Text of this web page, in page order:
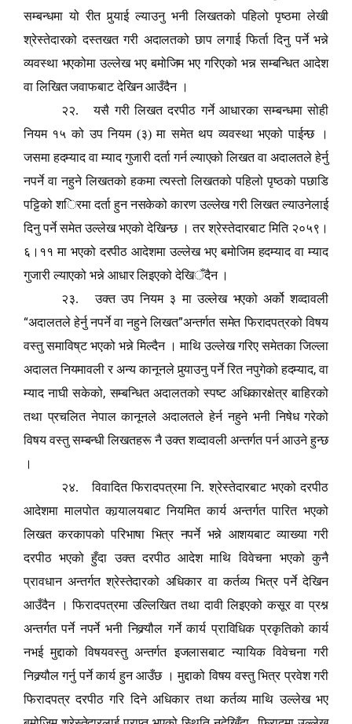
सम्बन्धमा यो रीत पुर्‍याई ल्याउनु भनी लिखतको पहिलो पृष्ठमा लेखी
श्रेस्तेदारको दस्तखत गरी अदालतको छाप लगाई फिर्ता दिनु पर्ने भन्ने
व्यवस्था भएकोमा उल्लेख भए बमोजिम भए गरिएको भन्न सम्बन्धित आदेश
वा लिखित जवाफबाट देखिन आउँदैन ।
२२. यसै गरी लिखत दरपीठ गर्ने आधारका सम्बन्धमा सोही
नियम १५ को उप नियम (३) मा समेत थप व्यवस्था भएको पाईन्छ ।
जसमा हदम्याद वा म्याद गुजारी दर्ता गर्न ल्याएको लिखत वा अदालतले हेर्नु
नपर्ने वा नहुने लिखतको हकमा त्यस्तो लिखतको पहिलो पृष्ठको पछाडि
पट्टिको शिरमा दर्ता हुन नसकेको कारण उल्लेख गरी लिखत ल्याउनेलाई
दिनु पर्ने समेत उल्लेख भएको देखिन्छ । तर श्रेस्तेदारबाट मिति २०५९।
६।११ मा भएको दरपीठ आदेशमा उल्लेख भए बमोजिम हदम्याद वा म्याद
गुजारी ल्याएको भन्ने आधार लिइएको देखिँदैन ।
२३. उक्त उप नियम ३ मा उल्लेख भएको अर्को शव्दावली
“अदालतले हेर्नु नपर्ने वा नहुने लिखत”अन्तर्गत समेत फिरादपत्रको विषय
वस्तु समाविष्टभएको भन्ने मिल्दैन । माथि उल्लेख गरिए समेतका जिल्ला
अदालत नियमावली र अन्य कानूनले पुर्‍याउनु पर्ने रित नपुगेको हदम्याद,वा
म्याद नाघी सकेको,सम्बन्धित अदालतको स्पष्ट अधिकारक्षेत्रबाहिरको
तथा प्रचलित नेपाल कानूनले अदालतले हेर्न नहुने भनी निषेध गरेको
विषय वस्तु सम्बन्धी लिखतहरू नै उक्त शव्दावली अन्तर्गत पर्न आउने हुन्छ
।
२४. विवादित फिरादपत्रमा नि. श्रेस्तेदारबाट भएको दरपीठ
आदेशमा मालपोत कार्‍यालयबाट नियमित कार्य अन्तर्गत पारित भएको
लिखत करकापको परिभाषा भित्र नपर्ने भन्ने आशयबाट व्याख्या गरी
दरपीठ भएको हुँदा उक्त दरपीठ आदेश माथि विवेचना भएको कुनै
प्रावधान अन्तर्गत श्रेस्तेदारको अधिकार वा कर्तव्य भित्र पर्ने देखिन
आउँदैन । फिरादपत्रमा उल्लिखित तथा दावी लिइएको कसूर वा प्रश्न
अन्तर्गत पर्ने नपर्ने भनी निक्र्यौल गर्ने कार्य प्राविधिक प्रकृतिको कार्य
नभई मुद्दाको विषयवस्तु अन्तर्गत इजलासबाट न्यायिक विवेचना गरी
निक्र्यौल गर्नु पर्ने कार्य हुन आउँछ । मुद्दाको विषय वस्तु भित्र प्रवेश गरी
फिरादपत्र दरपीठ गरि दिने अधिकार तथा कर्तव्य माथि उल्लेख भए